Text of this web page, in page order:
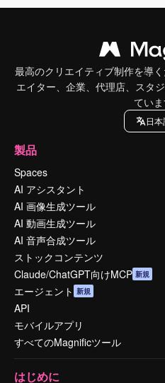
最高のクリエイティブ制作を導
エイター、企業、代理店、スタ
ていま
日
製品
Spaces
AI アシスタント
AI 画像生成ツール
AI 動画生成ツール
AI 音声合成ツール
ストックコンテンツ
Claude/ChatGPT向けMCP 新規
エージェント 新規
API
モバイルアプリ
すべてのMagnificツール
はじめに